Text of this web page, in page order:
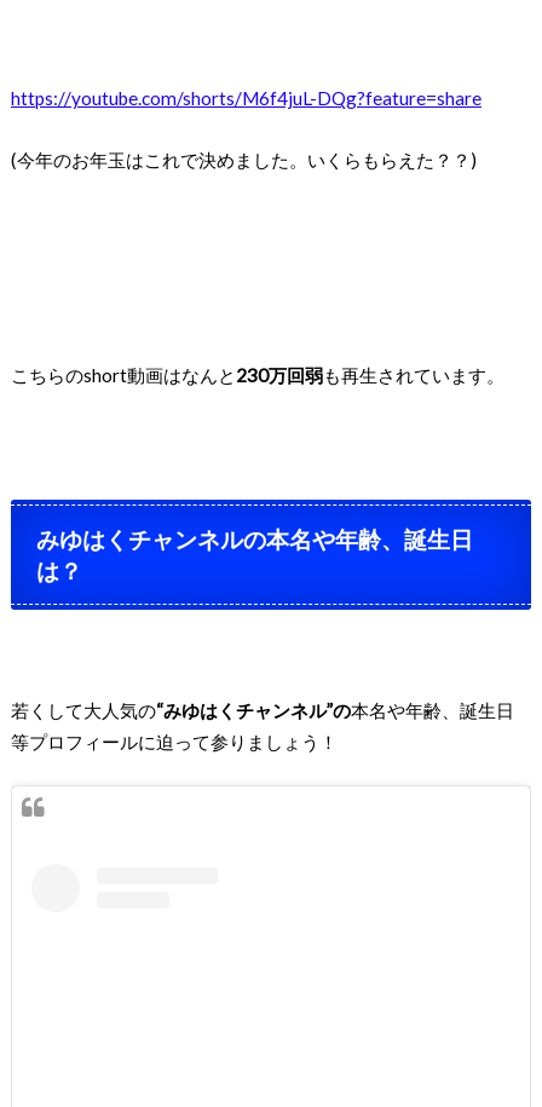
https://youtube.com/shorts/M6f4juL-DQg?feature=share
(今年のお年玉はこれで決めました。いくらもらえた？？)
こちらのshort動画はなんと 230万回弱も再生されています。
みゆはくチャンネルの本名や年齢、誕生日
は？
若くして大人気の“みゆはくチャンネル”の本名や年齢、誕生日
等プロフィールに迫って参りましょう！